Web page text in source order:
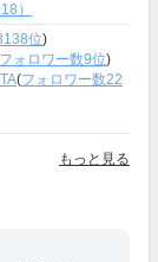
）
位)
フォロワー数9位)
(フォロワー数22
もっと見る